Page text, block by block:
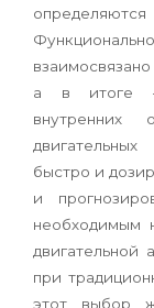
а в итоге —
быстро и
и
необходимым
двигательной
при
этот выбор